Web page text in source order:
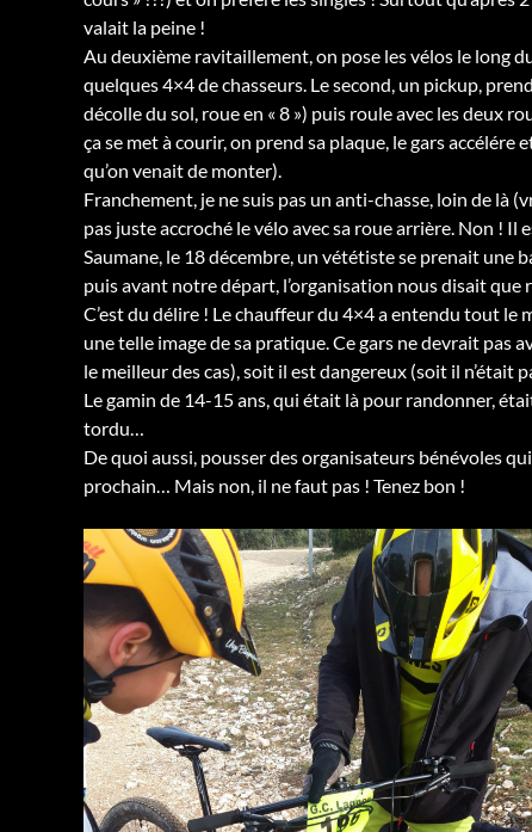
valait la peine !
Au deuxième ravitaillement, on pose les vélos le long
quelques 4×4 de chasseurs. Le second, un pickup,
décolle du sol, roue en « 8 ») puis roule avec les deux
ça se met à courir, on prend sa plaque, le gars
qu’on venait de monter).
Franchement, je ne suis pas un anti-chasse, loin de là
pas juste accroché le vélo avec sa roue arrière. Non ! Il
Saumane, le 18 décembre, un vététiste se prenait une
puis avant notre départ, l’organisation nous disait
C’est du délire ! Le chauffeur du 4×4 a entendu tout le
une telle image de sa pratique. Ce gars ne devrait pas
le meilleur des cas), soit il est dangereux (soit il n’était
Le gamin de 14-15 ans, qui était là pour randonner,
tordu…
De quoi aussi, pousser des organisateurs bénévoles
prochain… Mais non, il ne faut pas ! Tenez bon !